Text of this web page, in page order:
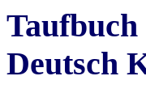
Deutsch